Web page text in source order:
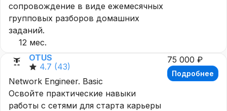
сопровождение в виде ежемесячных
групповых разборов домашних
заданий.
12 мес.
OTUS
4.7 (43)
Network Engineer. Basic
Освойте практические навыки
работы с сетями для старта карьеры
75 000 ₽
Подробнее